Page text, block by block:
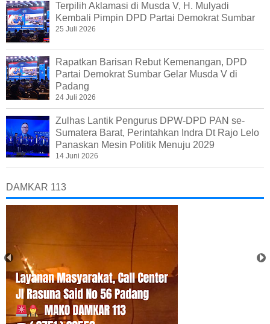
Terpilih Aklamasi di Musda V, H. Mulyadi
Kembali Pimpin DPD Partai Demokrat Sumbar
25 Juli 2026
Rapatkan Barisan Rebut Kemenangan, DPD
Partai Demokrat Sumbar Gelar Musda V di
Padang
24 Juli 2026
Zulhas Lantik Pengurus DPW-DPD PAN se-
Sumatera Barat, Perintahkan Indra Dt Rajo Lelo
Panaskan Mesin Politik Menuju 2029
14 Juni 2026
DAMKAR 113